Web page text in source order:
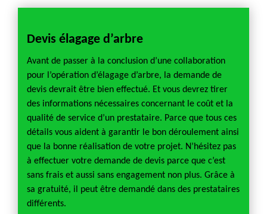
Devis élagage d’arbre
Avant de passer à la conclusion d’une collaboration
pour l’opération d’élagage d’arbre, la demande de
devis devrait être bien effectué. Et vous devrez tirer
des informations nécessaires concernant le coût et la
qualité de service d’un prestataire. Parce que tous ces
détails vous aident à garantir le bon déroulement ainsi
que la bonne réalisation de votre projet. N’hésitez pas
à effectuer votre demande de devis parce que c’est
sans frais et aussi sans engagement non plus. Grâce à
sa gratuité, il peut être demandé dans des prestataires
différents.